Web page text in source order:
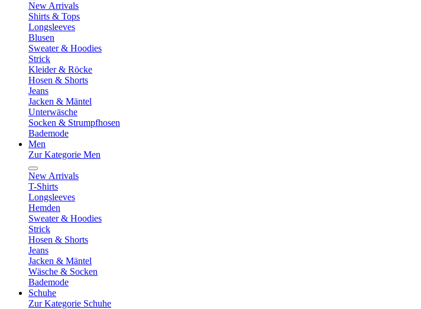
New Arrivals
Shirts & Tops
Longsleeves
Blusen
Sweater & Hoodies
Strick
Kleider & Röcke
Hosen & Shorts
Jeans
Jacken & Mäntel
Unterwäsche
Socken & Strumpfhosen
Bademode
Men
Zur Kategorie Men
New Arrivals
T-Shirts
Longsleeves
Hemden
Sweater & Hoodies
Strick
Hosen & Shorts
Jeans
Jacken & Mäntel
Wäsche & Socken
Bademode
Schuhe
Zur Kategorie Schuhe